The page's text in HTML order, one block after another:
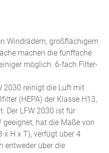
Windrädern, groß­flächigem
machen die fünffache
möglich. 6-fach Filter-
2030 reinigt die Luft mit
(HEPA) der Klasse H13,
Der LFW 2030 ist für
hat die Maße von
x H x T), verfügt über 4
entweder über die